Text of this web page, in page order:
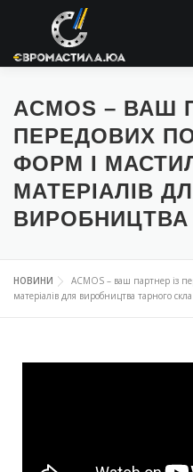
ПРО КОМПАНІЮ
ЗАСТОСОВУННЯ
ACMOS – ВАШ
ПЕРЕДОВИХ
ФОРМ І
МАТЕРІАЛІВ
НОВИНИ
ACMOS – ваш партнер із
матеріалів для виробництва тарного скла